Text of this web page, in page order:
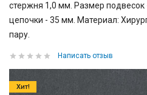
стержня 1,0 мм. Размер подвесок
цепочки - 35 мм. Материал:
пару.
Написать отзыв
Хит!